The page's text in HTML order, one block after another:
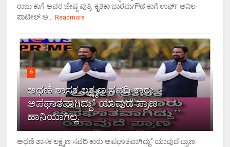
ರಾಜು ಕಾಗೆ ಅವರ ಜೇಷ್ಠ ಪುತ್ರಿ ಕೃತಿಕಾ ಭಾರಮಗೌಡ ಕಾಗೆ ಉರ್ಫ್ ಅನಿಲ
ಪಾಟೀಲ್ ಅ...
Readmore
6
ಅಥಣಿ ಶಾಸಕ ಲಕ್ಷ್ಮಣ ಸವದಿ ಕಾರು
ಅಪಘಾತವಾಗಿದ್ದು” ಯಾವುದೆ ಪ್ರಾಣ
ಹಾನಿಯಾಗಿಲ್ಲ.
ಅಥಣಿ ಶಾಸಕ ಲಕ್ಷ್ಮಣ ಸವದಿ ಕಾರು ಅಪಘಾತವಾಗಿದ್ದು” ಯಾವುದೆ ಪ್ರಾಣ